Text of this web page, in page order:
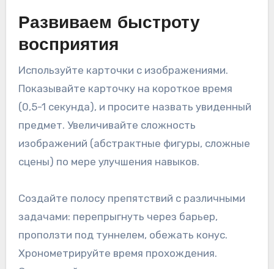
Развиваем быстроту
восприятия
Используйте карточки с изображениями.
Показывайте карточку на короткое время
(0,5-1 секунда), и просите назвать увиденный
предмет. Увеличивайте сложность
изображений (абстрактные фигуры, сложные
сцены) по мере улучшения навыков.
Создайте полосу препятствий с различными
задачами: перепрыгнуть через барьер,
проползти под туннелем, обежать конус.
Хронометрируйте время прохождения.